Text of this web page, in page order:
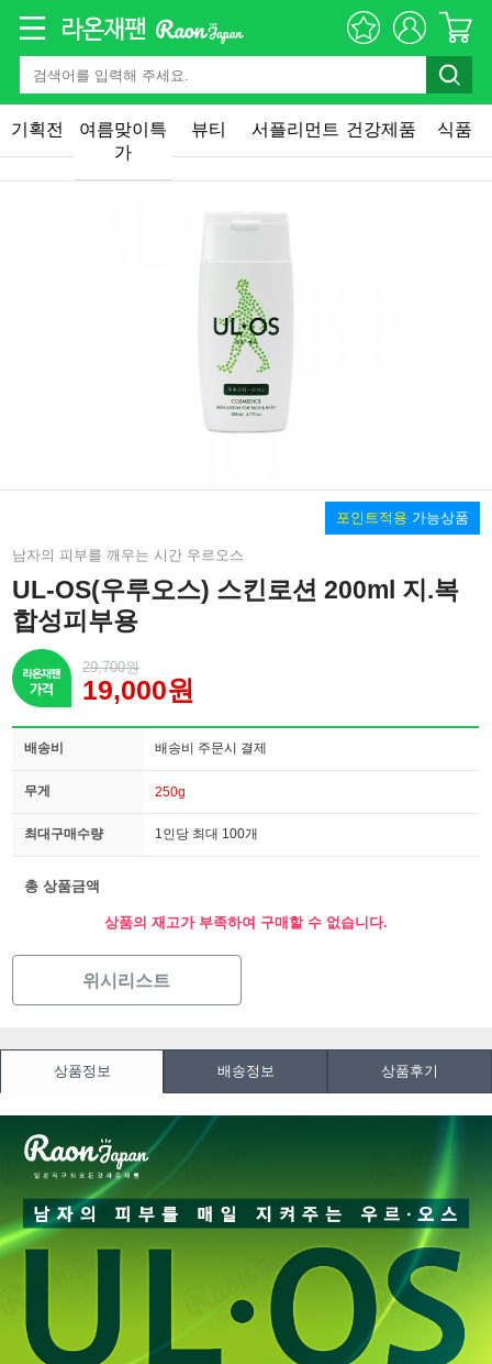
기획전
여름맞이특
가
뷰티 서플리먼트 건강제품 식품
포인트적용 가능상품
남자의 피부를 깨우는 시간 우르오스
UL-OS(우루오스) 스킨로션 200ml 지.복
합성피부용
29,700원
19,000원
배송비 배송비 주문시 결제
무게 250g
최대구매수량 1인당 최대 100개
총 상품금액
상품의 재고가 부족하여 구매할 수 없습니다.
위시리스트
상품정보 배송정보 상품후기